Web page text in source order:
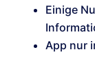
Einige
App nur